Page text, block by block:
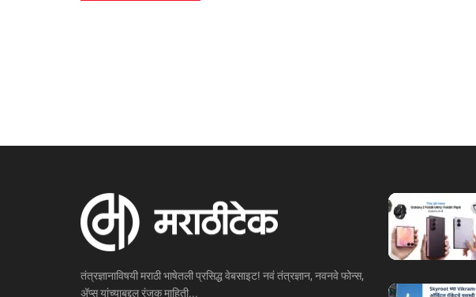
तंत्रज्ञानाविषयी मराठी भाषेतली प्रसिद्ध वेबसाइट! नवं तंत्रज्ञान, नवनवे फोन्स,
ॲप्स यांच्याबद्दल रंजक माहिती...